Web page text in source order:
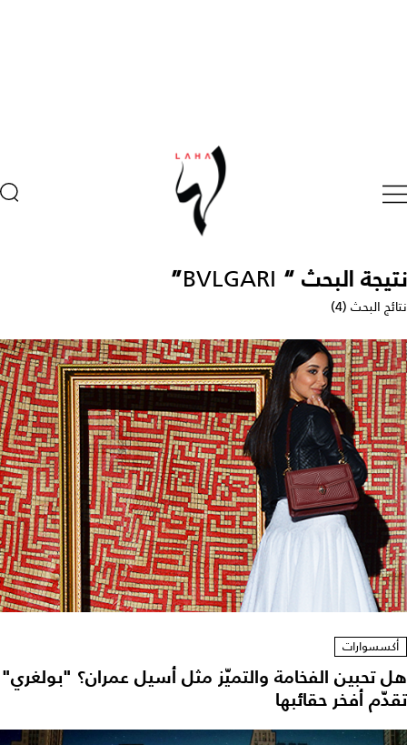
نتيجة البحث “ ”
نتائج البحث (4)
أكسسوارات
هل تحبين الفخامة والتميّز مثل أسيل عمران؟ "بولغري"
تقدّم أفخر حقائبها